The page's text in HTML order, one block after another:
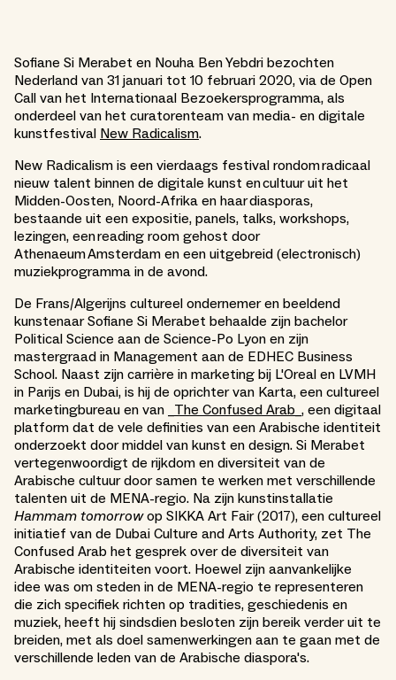
Sofiane Si Merabet en Nouha Ben Yebdri bezochten
Nederland van 31 januari tot 10 februari 2020, via de Open
Call van het Internationaal Bezoekersprogramma, als
onderdeel van het curatorenteam van media- en digitale
kunstfestival New Radicalism.
New Radicalism is een vierdaags festival rondom radicaal
nieuw talent binnen de digitale kunst en cultuur uit het
Midden-Oosten, Noord-Afrika en haar diasporas,
bestaande uit een expositie, panels, talks, workshops,
lezingen, een reading room gehost door
Athenaeum Amsterdam en een uitgebreid (electronisch)
muziekprogramma in de avond.
De Frans/Algerijns cultureel ondernemer en beeldend
kunstenaar Sofiane Si Merabet behaalde zijn bachelor
Political Science aan de Science-Po Lyon en zijn
mastergraad in Management aan de EDHEC Business
School. Naast zijn carrière in marketing bij L'Oreal en LVMH
in Parijs en Dubai, is hij de oprichter van Karta, een cultureel
marketingbureau en van _ The Confused Arab_ , een digitaal
platform dat de vele definities van een Arabische identiteit
onderzoekt door middel van kunst en design. Si Merabet
vertegenwoordigt de rijkdom en diversiteit van de
Arabische cultuur door samen te werken met verschillende
talenten uit de MENA-regio. Na zijn kunstinstallatie
Hammam tomorrowop SIKKA Art Fair (2017), een cultureel
initiatief van de Dubai Culture and Arts Authority, zet The
Confused Arab het gesprek over de diversiteit van
Arabische identiteiten voort. Hoewel zijn aanvankelijke
idee was om steden in de MENA-regio te representeren
die zich specifiek richten op tradities, geschiedenis en
muziek, heeft hij sindsdien besloten zijn bereik verder uit te
breiden, met als doel samenwerkingen aan te gaan met de
verschillende leden van de Arabische diaspora's.